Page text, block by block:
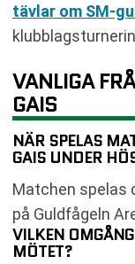
tävlar om SM-
VANLIGA
GAIS
NÄR SPELAS
GAIS UNDER
Matchen spelas
på Guldfågeln
VILKEN
MÖTET?